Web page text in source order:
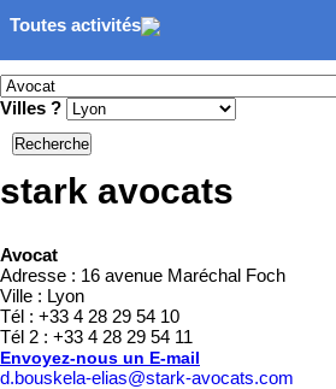
Toutes activités
Villes ?
stark avocats
Avocat
Adresse : 16 avenue Maréchal Foch
Ville : Lyon
Tél : +33 4 28 29 54 10
Tél 2 : +33 4 28 29 54 11
Envoyez-nous un E-mail
d.bouskela-elias@stark-avocats.com